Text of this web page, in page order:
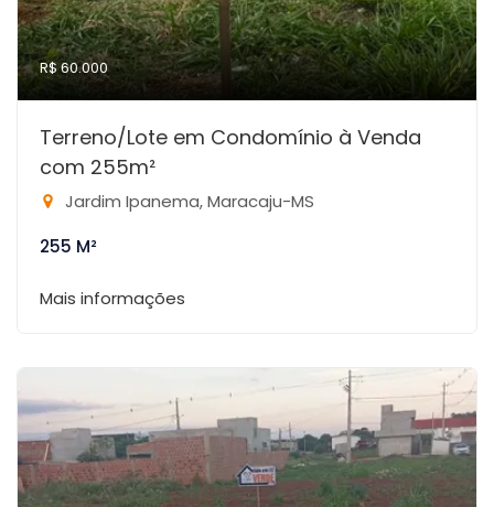
R$ 60.000
Terreno/Lote em Condomínio à Venda
com 255m²
Jardim Ipanema, Maracaju-MS
255 M²
Mais informações